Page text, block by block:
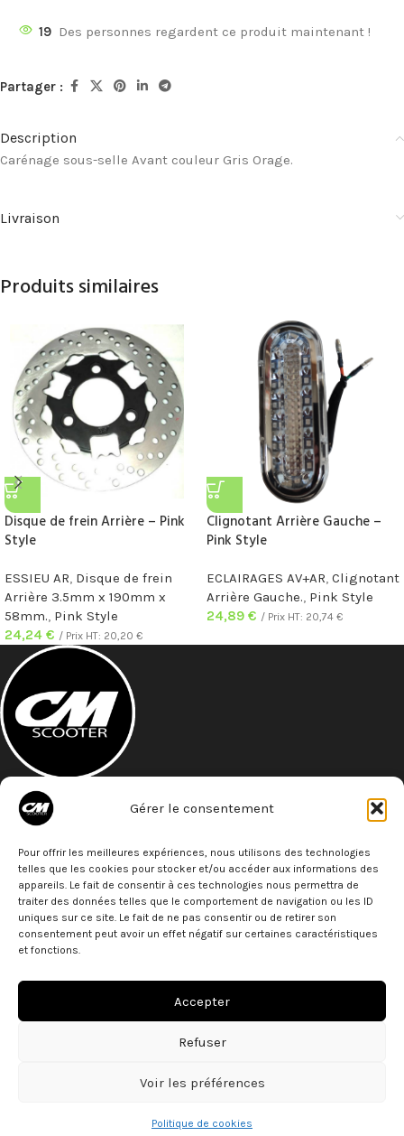
Gérer le consentement
Pour offrir les meilleures expériences, nous utilisons des technologies
telles que les cookies pour stocker et/ou accéder aux informations des
appareils. Le fait de consentir à ces technologies nous permettra de
traiter des données telles que le comportement de navigation ou les ID
uniques sur ce site. Le fait de ne pas consentir ou de retirer son
consentement peut avoir un effet négatif sur certaines caractéristiques
et fonctions.
Accepter
Refuser
Voir les préférences
Politique de cookies
19 Des personnes regardent ce produit maintenant !
Partager :
Description
Carénage sous-selle Avant couleur Gris Orage.
Livraison
Produits similaires
Disque de frein Arrière – Pink
Style
ESSIEU AR, Disque de frein
Arrière 3.5mm x 190mm x
58mm., Pink Style
24,24 € / Prix HT: 20,20 €
Clignotant Arrière Gauche –
Pink Style
ECLAIRAGES AV+AR, Clignotant
Arrière Gauche., Pink Style
24,89 € / Prix HT: 20,74 €
A 5 minutes à pied de la gare St- Roch
27 Bld de Strasbourg
34000 - Montpellier
Téléphone: 07 68 79 79 77
ACTUS
PARTENAIRES
Based onCommunication Mediastheme© 2026WooCommerce
Themes.